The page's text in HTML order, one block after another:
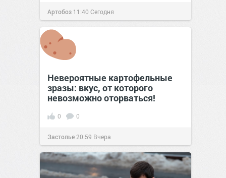
Артобоз 11:40 Сегодня
Невероятные картофельные
зразы: вкус, от которого
невозможно оторваться!
0 0
Застолье 20:59 Вчера